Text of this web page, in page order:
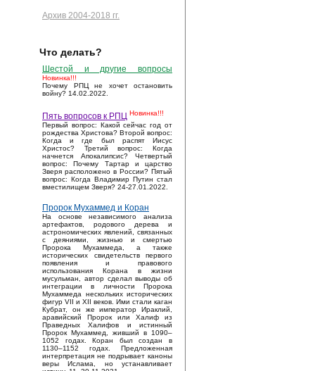
Архив 2004-2018 гг.
Что делать?
Шестой и другие вопросы
Новинка!!!
Почему РПЦ не хочет остановить
войну? 14.02.2022.
Пять вопросов к РПЦ Новинка!!!
Первый вопрос: Какой сейчас год от
рождества Христова? Второй вопрос:
Когда и где был распят Иисус
Христос? Третий вопрос: Когда
начнется Апокалипсис? Четвертый
вопрос: Почему Тартар и царство
Зверя расположено в России? Пятый
вопрос: Когда Владимир Путин стал
вместилищем Зверя? 24-27.01.2022.
Пророк Мухаммед и Коран
На основе независимого анализа
артефактов, родового дерева и
астрономических явлений, связанных
с деяниями, жизнью и смертью
Пророка Мухаммеда, а также
исторических свидетельств первого
появления и правового
использования Корана в жизни
мусульман, автор сделал выводы об
интеграции в личности Пророка
Мухаммеда нескольких исторических
фигур VII и XII веков. Ими стали каган
Кубрат, он же император Ираклий,
аравийский Пророк или Халиф из
Праведных Халифов и истинный
Пророк Мухаммед, живший в 1090–
1052 годах. Коран был создан в
1130–1152 годах. Предложенная
интерпретация не подрывает каноны
веры Ислама, но устанавливает